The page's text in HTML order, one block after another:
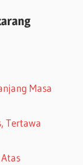
Masa
Tertawa